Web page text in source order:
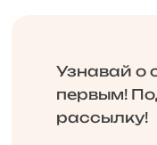
Узнавай о
первым!
рассылку!